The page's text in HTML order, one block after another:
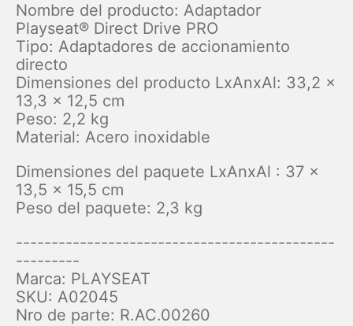
Nombre del producto: Adaptador
Playseat® Direct Drive PRO
Tipo: Adaptadores de accionamiento
directo
Dimensiones del producto LxAnxAl: 33,2 x
13,3 x 12,5 cm
Peso: 2,2 kg
Material: Acero inoxidable
Dimensiones del paquete LxAnxAl : 37 x
13,5 x 15,5 cm
Peso del paquete: 2,3 kg
---------------------------------------------
---------
Marca: PLAYSEAT
SKU: A02045
Nro de parte: R.AC.00260